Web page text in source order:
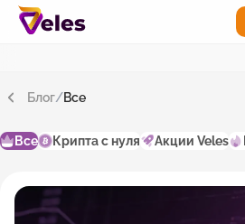
Блог/Все
Все Крипта с нуля Акции Veles